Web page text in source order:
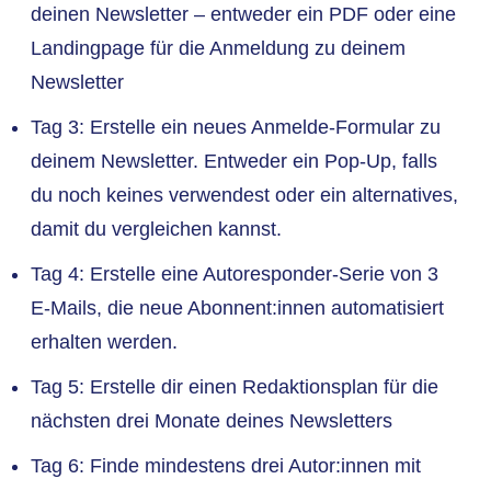
deinen Newsletter – entweder ein PDF oder eine
Landingpage für die Anmeldung zu deinem
Newsletter
Tag 3: Erstelle ein neues Anmelde-Formular zu
deinem Newsletter. Entweder ein Pop-Up, falls
du noch keines verwendest oder ein alternatives,
damit du vergleichen kannst.
Tag 4: Erstelle eine Autoresponder-Serie von 3
E-Mails, die neue Abonnent:innen automatisiert
erhalten werden.
Tag 5: Erstelle dir einen Redaktionsplan für die
nächsten drei Monate deines Newsletters
Tag 6: Finde mindestens drei Autor:innen mit